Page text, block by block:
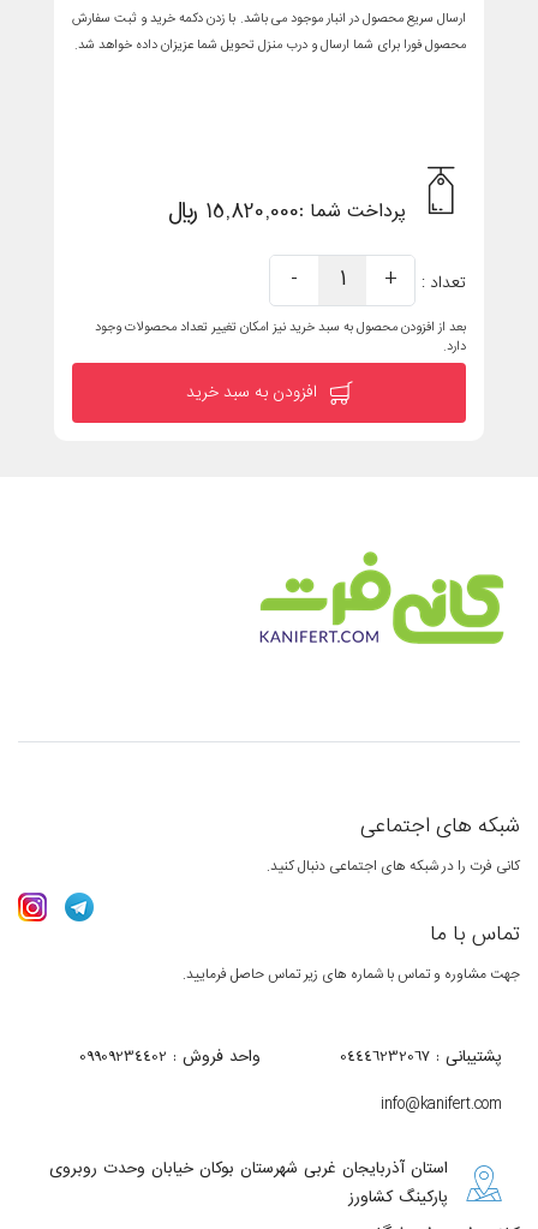
ارسال سریع محصول در انبار موجود می باشد. با زدن دکمه خرید و ثبت سفارش
محصول فورا برای شما ارسال و درب منزل تحویل شما عزیزان داده خواهد شد.
پرداخت شما :15,820,000 ریال
تعداد : +
1
-
بعد از افزودن محصول به سبد خرید نیز امکان تغییر تعداد محصولات وجود
دارد.
افزودن به سبد خرید
شبکه های اجتماعی
کانی فرت را در شبکه های اجتماعی دنبال کنید.
تماس با ما
جهت مشاوره و تماس با شماره های زیر تماس حاصل فرمایید.
پشتیبانی : 04446232067 واحد فروش : 09909234402
info@kanifert.com
استان آذربایجان غربی شهرستان بوکان خیابان وحدت روبروی
پارکینگ کشاورز